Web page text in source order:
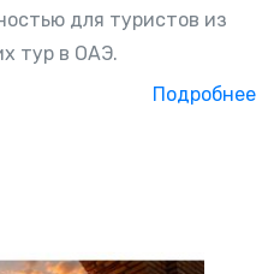
для туристов из
тур в ОАЭ.
Подробнее